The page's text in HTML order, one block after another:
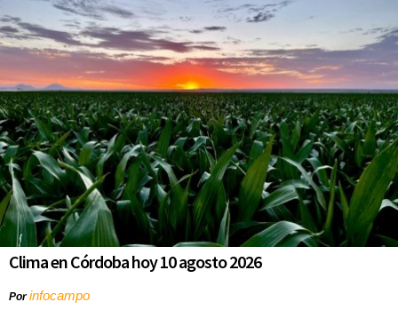
Clima en Córdoba hoy 10 agosto 2026
Porinfocampo